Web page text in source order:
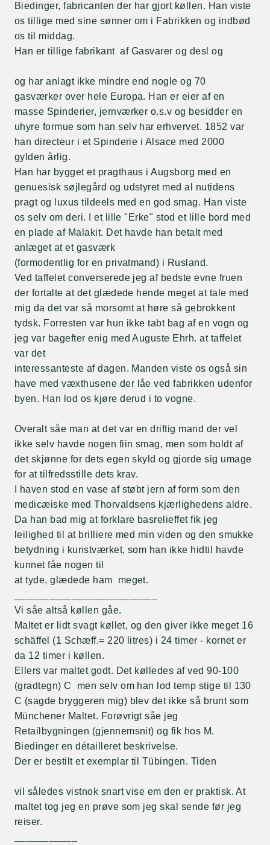
Biedinger, fabricanten der har gjort køllen. Han viste
os tillige med sine sønner om i Fabrikken og indbød
os til middag.
Han er tillige fabrikant af Gasvarer og desl og
og har anlagt ikke mindre end nogle og 70
gasværker over hele Europa. Han er eier af en
masse Spinderier, jernværker o.s.v og besidder en
uhyre formue som han selv har erhvervet. 1852 var
han directeur i et Spinderie i Alsace med 2000
gylden årlig.
Han har bygget et pragthaus i Augsborg med en
genuesisk søjlegård og udstyret med al nutidens
pragt og luxus tildeels med en god smag. Han viste
os selv om deri. I et lille "Erke" stod et lille bord med
en plade af Malakit. Det havde han betalt med
anlæget at et gasværk
(formodentlig for en privatmand) i Rusland.
Ved taffelet converserede jeg af bedste evne fruen
der fortalte at det glædede hende meget at tale med
mig da det var så morsomt at høre så gebrokkent
tydsk. Forresten var hun ikke tabt bag af en vogn og
jeg var bagefter enig med Auguste Ehrh. at taffelet
var det
interessanteste af dagen. Manden viste os også sin
have med væxthusene der låe ved fabrikken udenfor
byen. Han lod os kjøre derud i to vogne.
Overalt såe man at det var en driftig mand der vel
ikke selv havde nogen fiin smag, men som holdt af
det skjønne for dets egen skyld og gjorde sig umage
for at tilfredsstille dets krav.
I haven stod en vase af støbt jern af form som den
medicæiske med Thorvaldsens kjærlighedens aldre.
Da han bad mig at forklare basrelieffet fik jeg
leilighed til at brilliere med min viden og den smukke
betydning i kunstværket, som han ikke hidtil havde
kunnet fåe nogen til
at tyde, glædede ham meget.
Vi såe altså køllen gåe.
Maltet er lidt svagt køllet, og den giver ikke meget 16
schäffel (1 Schæff.= 220 litres) i 24 timer - kornet er
da 12 timer i køllen.
Ellers var maltet godt. Det kølledes af ved 90-100
(gradtegn) C men selv om han lod temp stige til 130
C (sagde bryggeren mig) blev det ikke så brunt som
Münchener Maltet. Forøvrigt såe jeg
Retailbygningen (gjennemsnit) og fik hos M.
Biedinger en détailleret beskrivelse.
Der er bestilt et exemplar til Tübingen. Tiden
vil således vistnok snart vise em den er praktisk. At
maltet tog jeg en prøve som jeg skal sende før jeg
reiser.